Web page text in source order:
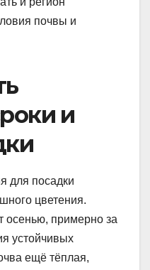
почвы и
и
для посадки
цветения.
примерно за
устойчивых
ещё тёплая,